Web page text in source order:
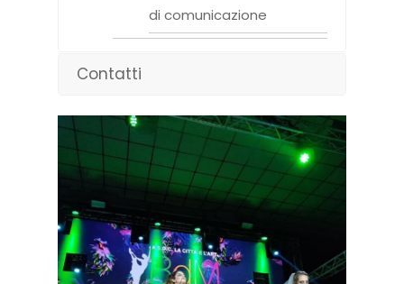
di comunicazione
Contatti